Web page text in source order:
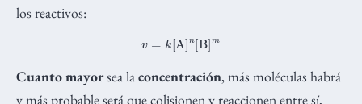
los reactivos:
v [A]n[B]m
Cuanto mayorsea laconcentración, más moléculas habrá
y más probable será que colisionen y reaccionen entre sí,